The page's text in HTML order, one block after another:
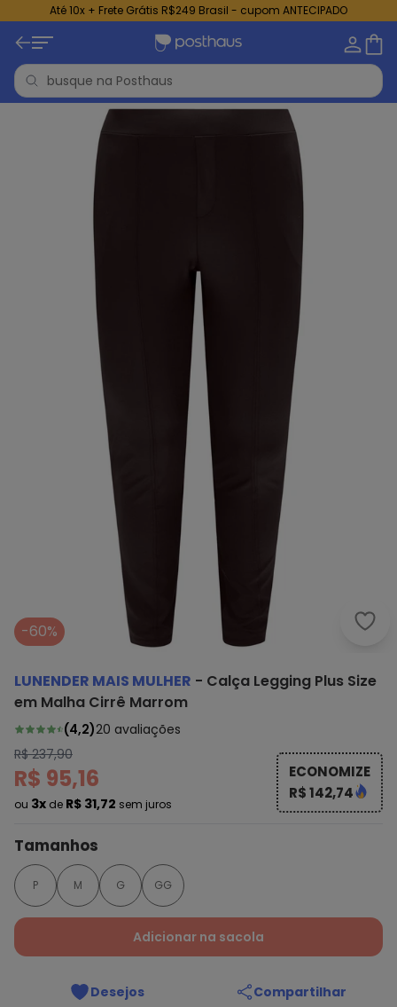
Até 10x + Frete Grátis R$249 Brasil - cupom ANTECIPADO
-60%
LUNENDER MAIS MULHER - Calça Legging Plus Size
em Malha Cirrê Marrom
(4,2)20 avaliações
R$ 237,90
R$ 95,16
ou 3x de R$ 31,72 sem juros
ECONOMIZE
R$ 142,74
Tamanhos
P M G GG
Adicionar na sacola
Desejos Compartilhar